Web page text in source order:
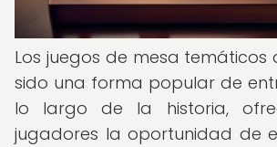
Los juegos de mesa temáticos
sido una forma popular de
lo largo de la historia,
jugadores la oportunidad de